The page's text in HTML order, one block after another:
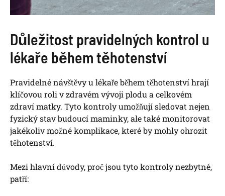
Důležitost pravidelných kontrol u
lékaře během těhotenství
Pravidelné návštěvy u lékaře během těhotenství hrají
klíčovou roli v zdravém vývoji plodu a celkovém
zdraví matky. Tyto kontroly umožňují sledovat nejen
fyzický stav budoucí maminky, ale také monitorovat
jakékoliv možné komplikace, které by mohly ohrozit
těhotenství.
Mezi hlavní důvody, proč jsou tyto kontroly nezbytné,
patří: